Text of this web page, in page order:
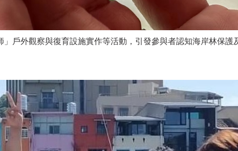
戶外觀察與復育設施實作等活動，引發參與者認知海岸林保護